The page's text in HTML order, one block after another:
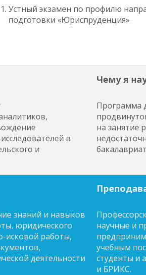
Устный экзамен по профилю
подготовки «Юриспруденция»
в
и
Чему я
Программа
на занятие
знаний и навыков
юридического
исковой работы,
деятельности
научные и
учебным
студенты и
и БРИКС.